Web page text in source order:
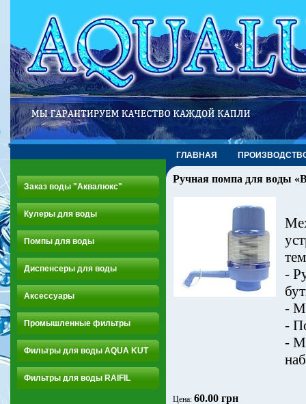
ГЛАВНАЯ
Заказ воды "Аквалюкс"
Кулеры для воды
Помпы для воды
Диспенсеры для воды
Аксессуары
Промышленные фильтры
Фильтры для воды AQUA KUT
Фильтры для воды RAIFIL
Ручная помпа для воды
-
-
-
-
Цена: 60.00 грн